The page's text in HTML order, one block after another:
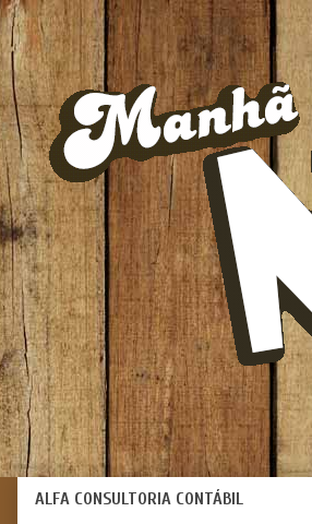
ALFA CONSULTORIA CONTÁBIL